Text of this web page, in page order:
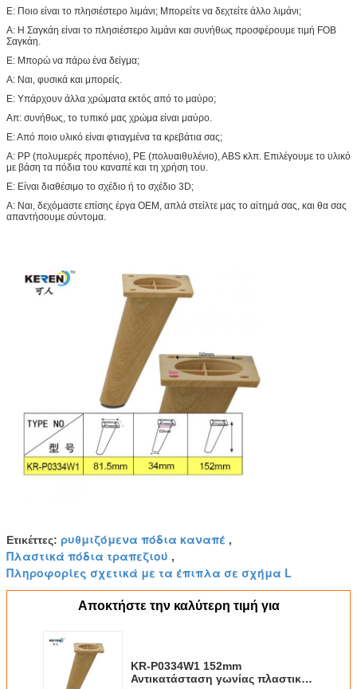
Ε: Ποιο είναι το πλησιέστερο λιμάνι; Μπορείτε να δεχτείτε άλλο λιμάνι;
Α: Η Σαγκάη είναι το πλησιέστερο λιμάνι και συνήθως προσφέρουμε τιμή FOB
Σαγκάη.
Ε: Μπορώ να πάρω ένα δείγμα;
Α: Ναι, φυσικά και μπορείς.
Ε: Υπάρχουν άλλα χρώματα εκτός από το μαύρο;
Απ: συνήθως, το τυπικό μας χρώμα είναι μαύρο.
Ε: Από ποιο υλικό είναι φτιαγμένα τα κρεβάτια σας;
Α: PP (πολυμερές προπένιο), PE (πολυαιθυλένιο), ABS κλπ. Επιλέγουμε το υλικό
με βάση τα πόδια του καναπέ και τη χρήση του.
Ε: Είναι διαθέσιμο το σχέδιο ή το σχέδιο 3D;
Α: Ναι, δεχόμαστε επίσης έργα OEM, απλά στείλτε μας το αίτημά σας, και θα σας
απαντήσουμε σύντομα.
Ετικέττες: ρυθμιζόμενα πόδια καναπέ ,
Πλαστικά πόδια τραπεζιού ,
Πληροφορίες σχετικά με τα έπιπλα σε σχήμα L
Αποκτήστε την καλύτερη τιμή για
KR-P0334W1 152mm
Αντικατάσταση γωνίας πλαστικό